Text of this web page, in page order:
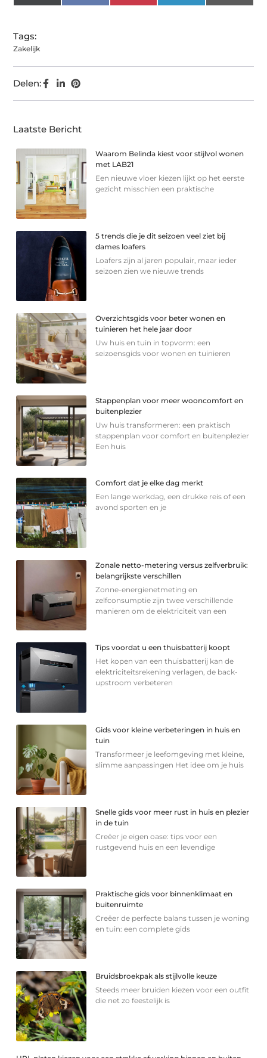
(Twitter)
Tags:
Zakelijk
Delen:
Laatste Bericht
Waarom Belinda kiest voor stijlvol wonen
met LAB21
Een nieuwe vloer kiezen lijkt op het eerste
gezicht misschien een praktische
5 trends die je dit seizoen veel ziet bij
dames loafers
Loafers zijn al jaren populair, maar ieder
seizoen zien we nieuwe trends
Overzichtsgids voor beter wonen en
tuinieren het hele jaar door
Uw huis en tuin in topvorm: een
seizoensgids voor wonen en tuinieren
Stappenplan voor meer wooncomfort en
buitenplezier
Uw huis transformeren: een praktisch
stappenplan voor comfort en buitenplezier
Een huis
Comfort dat je elke dag merkt
Een lange werkdag, een drukke reis of een
avond sporten en je
Zonale netto-metering versus zelfverbruik:
belangrijkste verschillen
Zonne-energienetmeting en
zelfconsumptie zijn twee verschillende
manieren om de elektriciteit van een
Tips voordat u een thuisbatterij koopt
Het kopen van een thuisbatterij kan de
elektriciteitsrekening verlagen, de back-
upstroom verbeteren
Gids voor kleine verbeteringen in huis en
tuin
Transformeer je leefomgeving met kleine,
slimme aanpassingen Het idee om je huis
Snelle gids voor meer rust in huis en plezier
in de tuin
Creëer je eigen oase: tips voor een
rustgevend huis en een levendige
Praktische gids voor binnenklimaat en
buitenruimte
Creëer de perfecte balans tussen je woning
en tuin: een complete gids
Bruidsbroekpak als stijlvolle keuze
Steeds meer bruiden kiezen voor een outfit
die net zo feestelijk is